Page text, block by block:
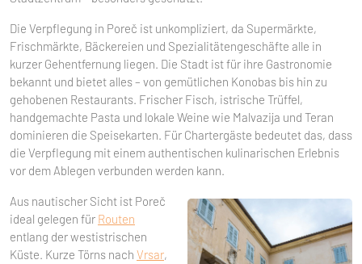
Die Verpflegung in Poreč ist unkompliziert, da Supermärkte,
Frischmärkte, Bäckereien und Spezialitätengeschäfte alle in
kurzer Gehentfernung liegen. Die Stadt ist für ihre Gastronomie
bekannt und bietet alles – von gemütlichen Konobas bis hin zu
gehobenen Restaurants. Frischer Fisch, istrische Trüffel,
handgemachte Pasta und lokale Weine wie Malvazija und Teran
dominieren die Speisekarten. Für Chartergäste bedeutet das, dass
die Verpflegung mit einem authentischen kulinarischen Erlebnis
vor dem Ablegen verbunden werden kann.
Aus nautischer Sicht ist Poreč
ideal gelegen für Routen
entlang der westistrischen
Küste. Kurze Törns nach Vrsar,